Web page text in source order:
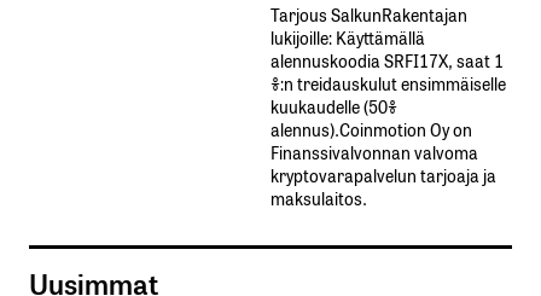
Tarjous SalkunRakentajan
lukijoille: Käyttämällä​ ​
alennuskoodia​ ​SRFI17X,​ ​saat​ ​1
%:n treidauskulut​ ​ensimmäiselle​ ​
kuukaudelle​ ​(50%​ ​
alennus).Coinmotion Oy on
Finanssivalvonnan valvoma
kryptovarapalvelun tarjoaja ja
maksulaitos.
Uusimmat